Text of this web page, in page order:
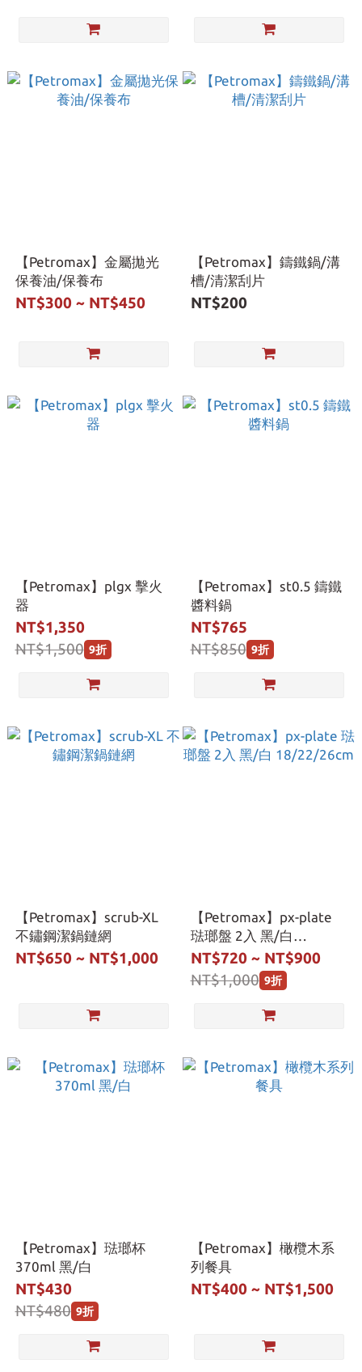
【Petromax】金屬拋光
保養油/保養布
NT$300 ~ NT$450
【Petromax】鑄鐵鍋/溝
槽/清潔刮片
NT$200
【Petromax】plgx 擊火
器
NT$1,350
NT$1,500 9折
【Petromax】st0.5 鑄鐵
醬料鍋
NT$765
NT$850 9折
【Petromax】scrub-XL
不鏽鋼潔鍋鏈網
NT$650 ~ NT$1,000
【Petromax】px-plate
琺瑯盤 2入 黑/白
18/22/26cm
NT$720 ~ NT$900
NT$1,000 9折
【Petromax】琺瑯杯
370ml 黑/白
NT$430
NT$480 9折
【Petromax】橄欖木系
列餐具
NT$400 ~ NT$1,500